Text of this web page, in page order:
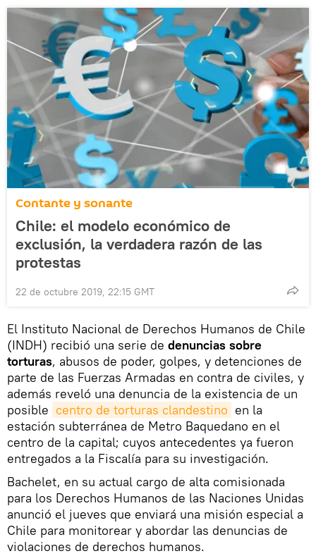
Contante y sonante
Chile: el modelo económico de
exclusión, la verdadera razón de las
protestas
22 de octubre 2019, 22:15 GMT
El Instituto Nacional de Derechos Humanos de Chile
(INDH) recibió una serie de denuncias sobre
torturas, abusos de poder, golpes, y detenciones de
parte de las Fuerzas Armadas en contra de civiles, y
además reveló una denuncia de la existencia de un
posible centro de torturas clandestino en la
estación subterránea de Metro Baquedano en el
centro de la capital; cuyos antecedentes ya fueron
entregados a la Fiscalía para su investigación.
Bachelet, en su actual cargo de alta comisionada
para los Derechos Humanos de las Naciones Unidas
anunció el jueves que enviará una misión especial a
Chile para monitorear y abordar las denuncias de
violaciones de derechos humanos.